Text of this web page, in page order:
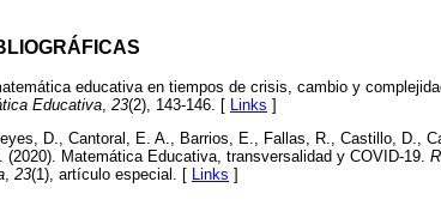
educativa en tiempos de crisis, cambio y
Educativa 23(2), 143-146. [ Links ]
D., Cantoral, E. A., Barrios, E., Fallas, R., Castillo, D.,
Matemática Educativa, transversalidad y COVID-19.
, 23(1), artículo especial. [ Links ]